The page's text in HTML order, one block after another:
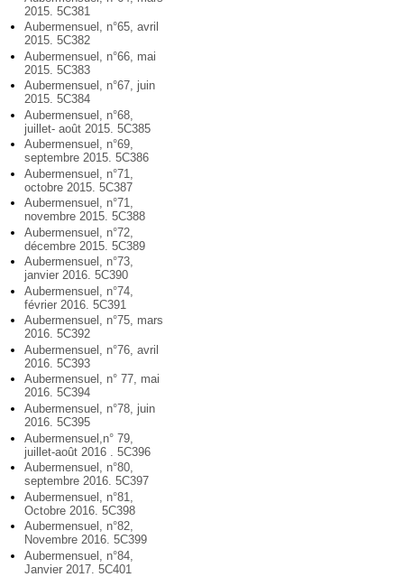
2015. 5C381
Aubermensuel, n°65, avril
2015. 5C382
Aubermensuel, n°66, mai
2015. 5C383
Aubermensuel, n°67, juin
2015. 5C384
Aubermensuel, n°68,
juillet- août 2015. 5C385
Aubermensuel, n°69,
septembre 2015. 5C386
Aubermensuel, n°71,
octobre 2015. 5C387
Aubermensuel, n°71,
novembre 2015. 5C388
Aubermensuel, n°72,
décembre 2015. 5C389
Aubermensuel, n°73,
janvier 2016. 5C390
Aubermensuel, n°74,
février 2016. 5C391
Aubermensuel, n°75, mars
2016. 5C392
Aubermensuel, n°76, avril
2016. 5C393
Aubermensuel, n° 77, mai
2016. 5C394
Aubermensuel, n°78, juin
2016. 5C395
Aubermensuel,n° 79,
juillet-août 2016 . 5C396
Aubermensuel, n°80,
septembre 2016. 5C397
Aubermensuel, n°81,
Octobre 2016. 5C398
Aubermensuel, n°82,
Novembre 2016. 5C399
Aubermensuel, n°84,
Janvier 2017. 5C401